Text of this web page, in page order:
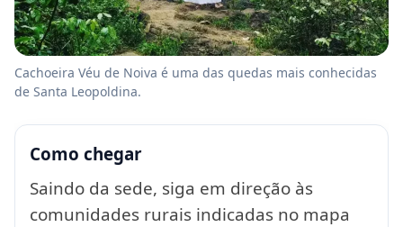
Cachoeira Véu de Noiva é uma das quedas mais conhecidas
de Santa Leopoldina.
Como chegar
Saindo da sede, siga em direção às
comunidades rurais indicadas no mapa